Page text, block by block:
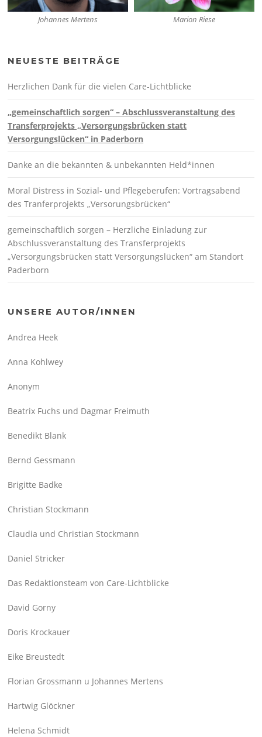
Johannes Mertens Marion Riese
NEUESTE BEITRÄGE
Herzlichen Dank für die vielen Care-Lichtblicke
„gemeinschaftlich sorgen“ – Abschlussveranstaltung des
Transferprojekts „Versorgungsbrücken statt
Versorgungslücken“ in Paderborn
Danke an die bekannten & unbekannten Held*innen
Moral Distress in Sozial- und Pflegeberufen: Vortragsabend
des Tranferprojekts „Versorungsbrücken“
gemeinschaftlich sorgen – Herzliche Einladung zur
Abschlussveranstaltung des Transferprojekts
„Versorgungsbrücken statt Versorgungslücken“ am Standort
Paderborn
UNSERE AUTOR/INNEN
Andrea Heek
Anna Kohlwey
Anonym
Beatrix Fuchs und Dagmar Freimuth
Benedikt Blank
Bernd Gessmann
Brigitte Badke
Christian Stockmann
Claudia und Christian Stockmann
Daniel Stricker
Das Redaktionsteam von Care-Lichtblicke
David Gorny
Doris Krockauer
Eike Breustedt
Florian Grossmann u Johannes Mertens
Hartwig Glöckner
Helena Schmidt